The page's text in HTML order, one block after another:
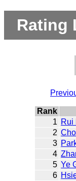
Rating
Rank
1 Rui
2
3
4
5 Ye
6